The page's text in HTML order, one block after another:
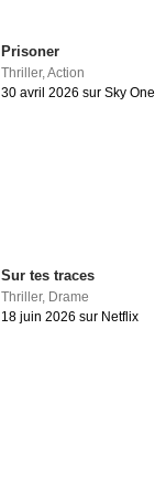
Prisoner
Thriller,Action
30 avril 2026 sur Sky One
Sur tes traces
Thriller, Drame
18 juin 2026 sur Netflix